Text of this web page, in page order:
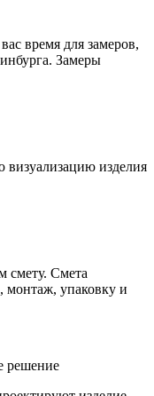
время для замеров,
Замеры
визуализацию изделия
смету. Смета
монтаж, упаковку и
решение